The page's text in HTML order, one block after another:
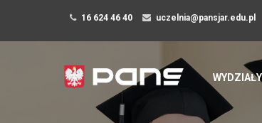
16 624 46 40 uczelnia@pansjar.edu.pl
WYDZIAŁY